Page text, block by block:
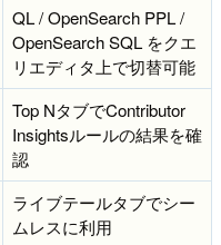
QL / OpenSearch PPL /
OpenSearch SQL をクエ
リエディタ上で切替可能
Top NタブでContributor
Insightsルールの結果を確
認
ライブテールタブでシー
ムレスに利用